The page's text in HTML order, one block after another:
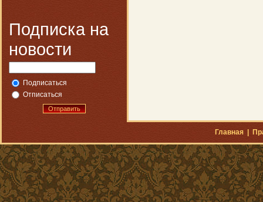
Подписка на
новости
Подписаться
Отписаться
Отправить
Главная|